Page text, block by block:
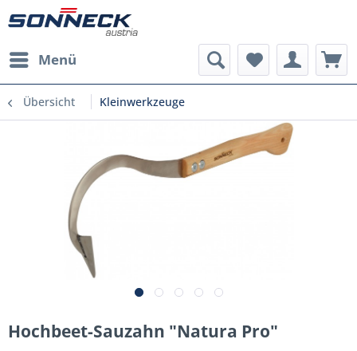
Menü
Übersicht Kleinwerkzeuge
Hochbeet-Sauzahn "Natura Pro"